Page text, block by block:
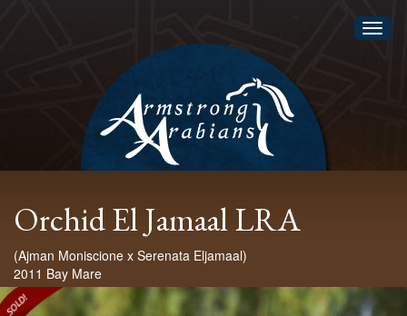
Orchid El Jamaal LRA
(Ajman Moniscione x Serenata Eljamaal)
2011 Bay Mare